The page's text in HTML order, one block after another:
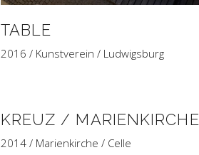
TABLE
2016 / Kunstverein / Ludwigsburg
KREUZ / MARIENKIRCHE
2014 / Marienkirche / Celle